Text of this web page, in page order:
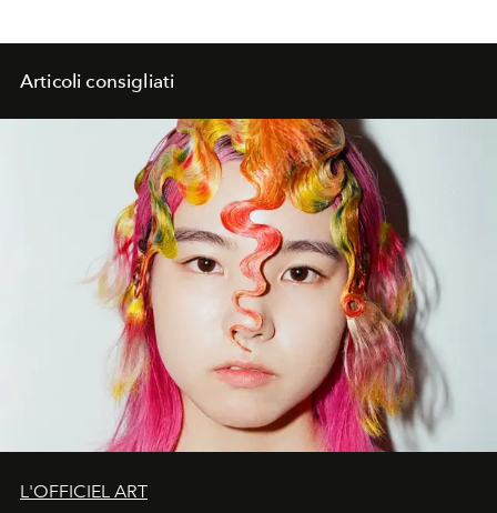
Articoli consigliati
L'OFFICIEL ART